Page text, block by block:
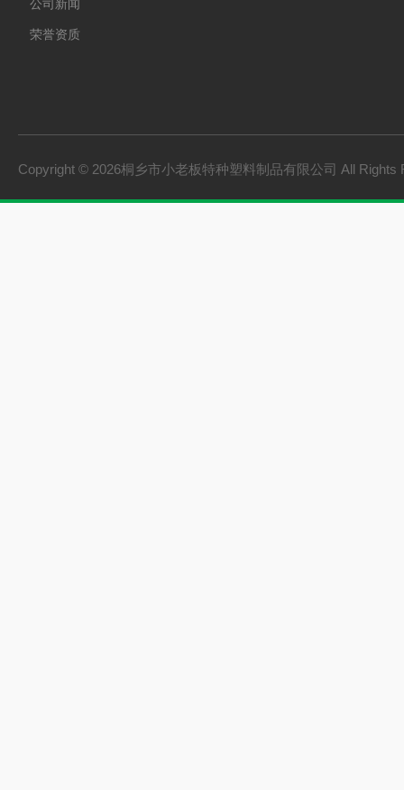
公司新闻
荣誉资质
Copyright © 2026桐乡市小老板特种塑料制品有限公司 All